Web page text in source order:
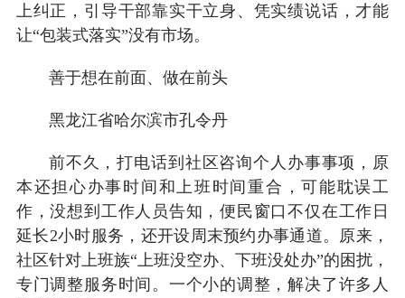
上纠正，引导干部靠实干立身、凭实绩说话，才能
让“包装式落实”没有市场。
善于想在前面、做在前头
黑龙江省哈尔滨市孔令丹
前不久，打电话到社区咨询个人办事事项，原
本还担心办事时间和上班时间重合，可能耽误工
作，没想到工作人员告知，便民窗口不仅在工作日
延长2小时服务，还开设周末预约办事通道。原来，
社区针对上班族“上班没空办、下班没处办”的困扰，
专门调整服务时间。一个小的调整，解决了许多人